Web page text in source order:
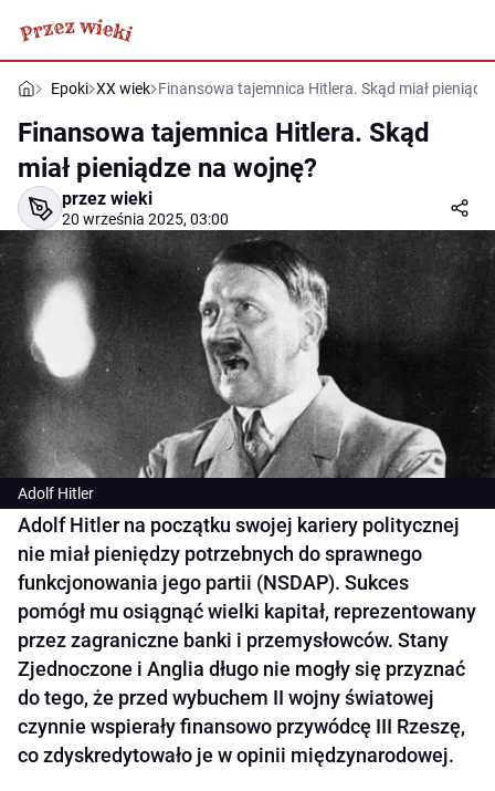
Epoki XX wiek Finansowa tajemnica Hitlera. Skąd miał
Finansowa tajemnica Hitlera. Skąd
miał pieniądze na wojnę?
przez wieki
20 września 2025, 03:00
Adolf Hitler
Adolf Hitler na początku swojej kariery politycznej
nie miał pieniędzy potrzebnych do sprawnego
funkcjonowania jego partii (NSDAP). Sukces
pomógł mu osiągnąć wielki kapitał, reprezentowany
przez zagraniczne banki i przemysłowców. Stany
Zjednoczone i Anglia długo nie mogły się przyznać
do tego, że przed wybuchem II wojny światowej
czynnie wspierały finansowo przywódcę III Rzeszę,
co zdyskredytowało je w opinii międzynarodowej.